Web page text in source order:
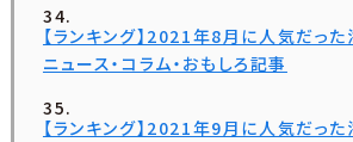
【ランキング】2021年8月に人気だっ
ニュース・コラム・おもしろ記事
【ランキング】2021年9月に人気だっ